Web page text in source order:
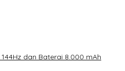
dan Baterai 8.000 mAh